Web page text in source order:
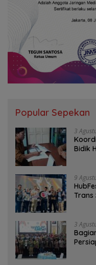
Popular Sepekan
3
Bidik
9
Trans
3